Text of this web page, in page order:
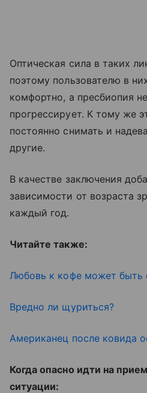
Оптическая сила в таких
поэтому пользователю в
комфортно, а пресбиопия
прогрессирует. К тому же
постоянно снимать и
другие.
В качестве заключения
зависимости от возраста
каждый год.
Читайте также:
Любовь к кофе может быть
Вредно ли щуриться?
Американец после ковида
Когда опасно идти на
ситуации: